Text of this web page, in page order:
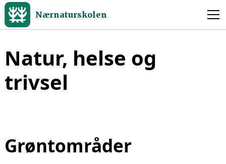
Nærnaturskolen
Natur, helse og
trivsel
Grøntområder